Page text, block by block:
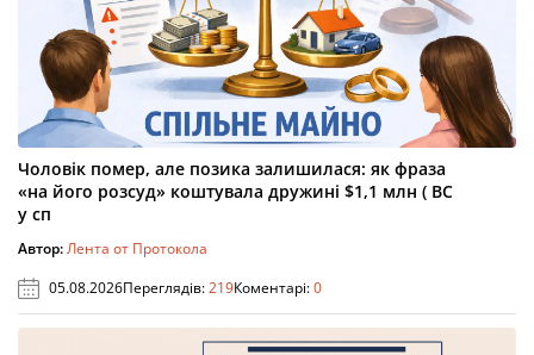
Чоловік помер, але позика залишилася: як фраза
«на його розсуд» коштувала дружині $1,1 млн ( ВС
у сп
Автор:Лента от Протокола
05.08.2026Переглядів:219Коментарі:0